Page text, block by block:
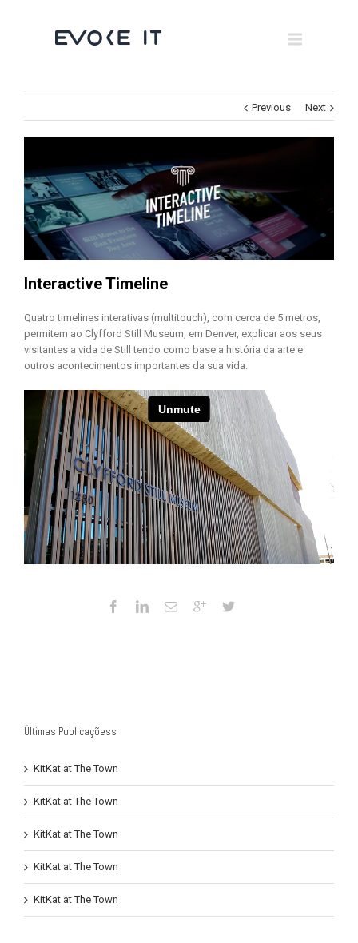
×
Museums
Corporate
All
Previous Next
Interactive Timeline
Quatro timelines interativas (multitouch), com cerca de 5 metros,
permitem ao Clyfford Still Museum, em Denver, explicar aos seus
visitantes a vida de Still tendo como base a história da arte e
outros acontecimentos importantes da sua vida.
Últimas Publicaçõess
KitKat at The Town
KitKat at The Town
KitKat at The Town
KitKat at The Town
KitKat at The Town